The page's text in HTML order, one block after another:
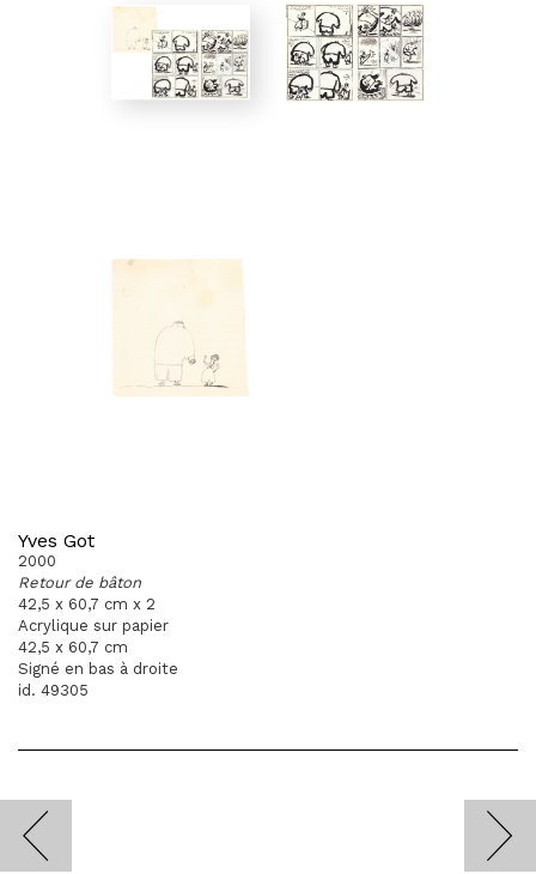
Yves Got
2000
Retour de bâton
42,5 x 60,7 cm x 2
Acrylique sur papier
42,5 x 60,7 cm
Signé en bas à droite
id. 49305